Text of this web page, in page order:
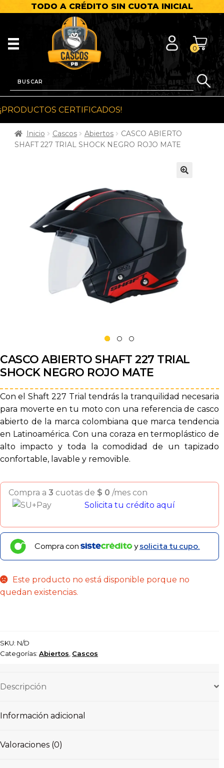
TODO A CRÉDITO SIN CUOTA INICIAL
0
¡PRODUCTOS CERTIFICADOS!
Inicio Cascos Abiertos
CASCO ABIERTO
SHAFT 227 TRIAL SHOCK NEGRO ROJO MATE
CASCO ABIERTO SHAFT 227 TRIAL
SHOCK NEGRO ROJO MATE
Con el Shaft 227 Trial tendrás la tranquilidad necesaria
para moverte en tu moto con una referencia de casco
abierto de la marca colombiana que marca tendencia
en Latinoamérica. Con una coraza en termoplástico de
alto impacto y toda la comodidad de un tapizado
confortable, lavable y removible.
Compra a 3 cuotas de $ 0 /mes con
Solicita tu crédito aquí
Compra con ysolicita tu cupo.
Este producto no está disponible porque no
quedan existencias.
SKU: N/D
Categorías: Abiertos Cascos
Descripción
Información adicional
Valoraciones (0)